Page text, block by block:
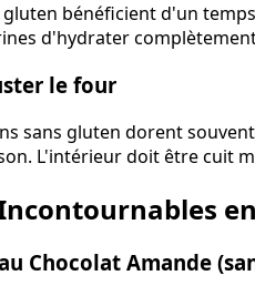
gluten bénéficient d'un
d'hydrater
le four
sans gluten dorent
L'intérieur doit être cuit
Chocolat Amande